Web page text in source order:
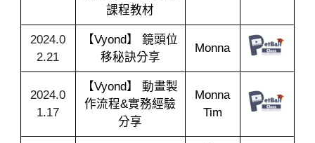
課程教材
2024.0
2.21
【Vyond】 鏡頭位
移秘訣分享
Monna
2024.0
1.17
【Vyond】 動畫製
作流程&實務經驗
分享
Monna
Tim